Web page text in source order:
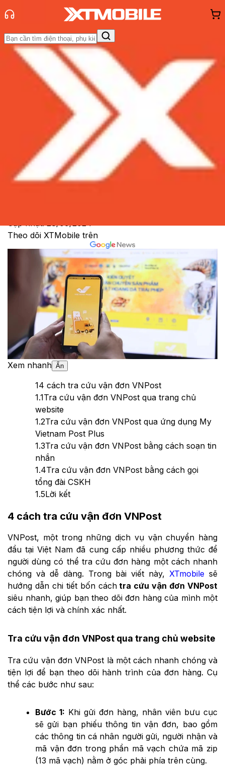
Trang chủ
Tin tức
Thủ thuật
Đánh Giá - Trên TaySo Sánh Tư vấnKhuyến
Hỏi đáp App - Game Thông báo
hàng - Sự kiện
Hướng dẫn chi tiết 4 cách tra cứu
vận đơn VNPost siêu nhanh
Cập nhật:28/09/2024
Theo dõi XTMobile trên
Xem nhanh Ẩn
14 cách tra cứu vận đơn VNPost
1.1Tra cứu vận đơn VNPost qua trang chủ
website
1.2Tra cứu vận đơn VNPost qua ứng dụng My
Vietnam Post Plus
1.3Tra cứu vận đơn VNPost bằng cách soạn tin
nhắn
1.4Tra cứu vận đơn VNPost bằng cách gọi
tổng đài CSKH
1.5Lời kết
4 cách tra cứu vận đơn VNPost
VNPost, một trong những dịch vụ vận chuyển hàng
đầu tại Việt Nam đã cung cấp nhiều phương thức để
người dùng có thể tra cứu đơn hàng một cách nhanh
chóng và dễ dàng. Trong bài viết này, XTmobile sẽ
hướng dẫn chi tiết bốn cáchtra cứu vận đơn VNPost
siêu nhanh, giúp bạn theo dõi đơn hàng của mình một
cách tiện lợi và chính xác nhất.
Tra cứu vận đơn VNPost qua trang chủ website
Tra cứu vận đơn VNPost là một cách nhanh chóng và
tiện lợi để bạn theo dõi hành trình của đơn hàng. Cụ
thể các bước như sau:
Bước 1: Khi gửi đơn hàng, nhân viên bưu cục
sẽ gửi bạn phiếu thông tin vận đơn, bao gồm
các thông tin cá nhân người gửi, người nhận và
mã vận đơn trong phần mã vạch chứa mã zip
(13 mã vạch) nằm ở góc phải phía trên cùng.